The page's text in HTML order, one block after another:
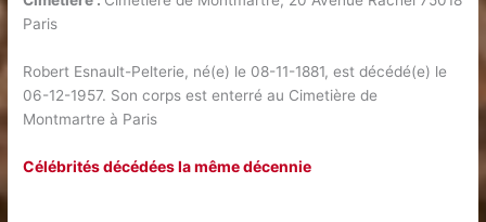
Paris
Robert Esnault-Pelterie, né(e) le 08-11-1881, est décédé(e) le
06-12-1957. Son corps est enterré au Cimetière de
Montmartre à Paris
Célébrités décédées la même décennie